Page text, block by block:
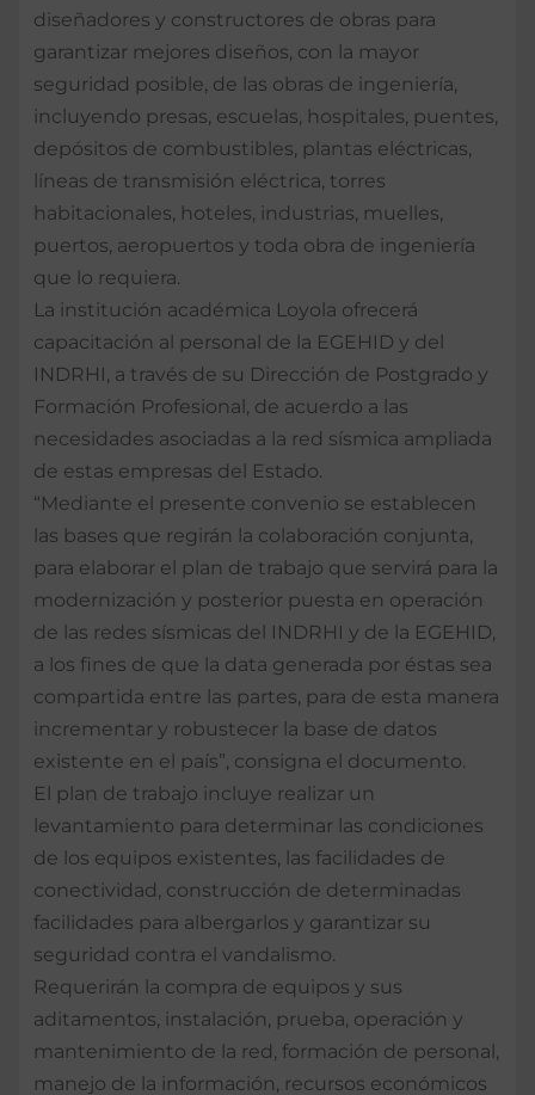
diseñadores y constructores de obras para
garantizar mejores diseños, con la mayor
seguridad posible, de las obras de ingeniería,
incluyendo presas, escuelas, hospitales, puentes,
depósitos de combustibles, plantas eléctricas,
líneas de transmisión eléctrica, torres
habitacionales, hoteles, industrias, muelles,
puertos, aeropuertos y toda obra de ingeniería
que lo requiera.
La institución académica Loyola ofrecerá
capacitación al personal de la EGEHID y del
INDRHI, a través de su Dirección de Postgrado y
Formación Profesional, de acuerdo a las
necesidades asociadas a la red sísmica ampliada
de estas empresas del Estado.
“Mediante el presente convenio se establecen
las bases que regirán la colaboración conjunta,
para elaborar el plan de trabajo que servirá para la
modernización y posterior puesta en operación
de las redes sísmicas del INDRHI y de la EGEHID,
a los fines de que la data generada por éstas sea
compartida entre las partes, para de esta manera
incrementar y robustecer la base de datos
existente en el país”, consigna el documento.
El plan de trabajo incluye realizar un
levantamiento para determinar las condiciones
de los equipos existentes, las facilidades de
conectividad, construcción de determinadas
facilidades para albergarlos y garantizar su
seguridad contra el vandalismo.
Requerirán la compra de equipos y sus
aditamentos, instalación, prueba, operación y
mantenimiento de la red, formación de personal,
manejo de la información, recursos económicos